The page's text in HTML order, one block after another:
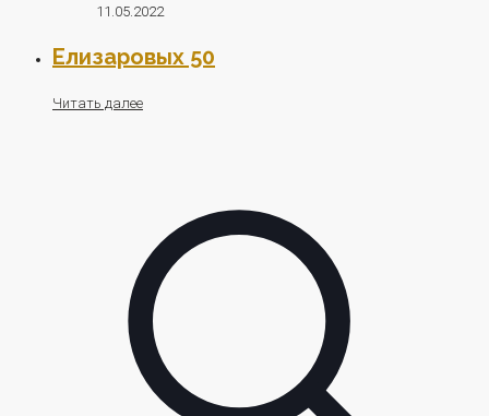
11.05.2022
Елизаровых 50
Читать далее